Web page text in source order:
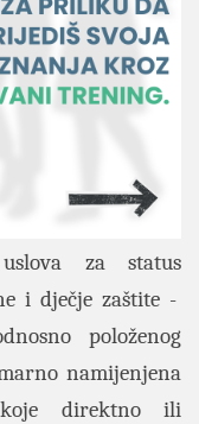
za status
i dječje zaštite -
položenog
namijenjena
koje direktno ili